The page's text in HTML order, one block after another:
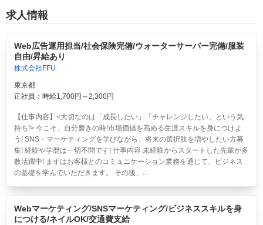
求人情報
Web広告運用担当/社会保険完備/ウォーターサーバー完備/服装
自由/昇給あり
株式会社FFU
東京都
正社員：時給1,700円～2,300円
【仕事内容】<大切なのは「成長したい」「チャレンジしたい」という気
持ち!> 今こそ、自分磨きの時!市場価値を高める生涯スキルを身につけよ
う! SNS・マーケティングを学びながら、将来の選択肢を増やしたい方募
集! 経験や学歴は一切不問です! 仕事内容 未経験からスタートした先輩が多
数活躍中! まずはお客様とのコミュニケーション業務を通じて、ビジネス
の基礎を学んでいただきます。 その後、...
Webマーケティング/SNSマーケティング/ビジネススキルを身
につける/ネイルOK/交通費支給